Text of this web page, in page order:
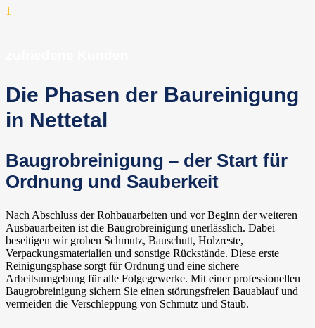
1
Die Phasen der Baureinigung
in Nettetal
Baugrobreinigung – der Start für
Ordnung und Sauberkeit
Nach Abschluss der Rohbauarbeiten und vor Beginn der weiteren
Ausbauarbeiten ist die Baugrobreinigung unerlässlich. Dabei
beseitigen wir groben Schmutz, Bauschutt, Holzreste,
Verpackungsmaterialien und sonstige Rückstände. Diese erste
Reinigungsphase sorgt für Ordnung und eine sichere
Arbeitsumgebung für alle Folgegewerke. Mit einer professionellen
Baugrobreinigung sichern Sie einen störungsfreien Bauablauf und
vermeiden die Verschleppung von Schmutz und Staub.